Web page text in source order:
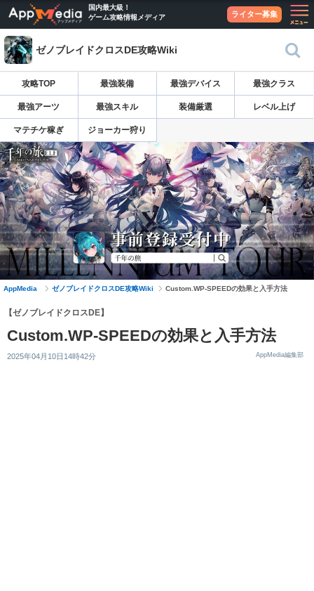
国内最大級！
ゲーム攻略情報メディア
ライター募集
ゼノブレイドクロスDE攻略Wiki
攻略TOP 最強装備 最強デバイス 最強クラス
最強アーツ 最強スキル 装備厳選 レベル上げ
マテチケ稼ぎ ジョーカー狩り
AppMedia ゼノブレイドクロスDE攻略Wiki Custom.WP-SPEEDの効果と入手方法
【ゼノブレイドクロスDE】
Custom.WP-SPEEDの効果と入手方法
2025年04月10日14時42分 AppMedia編集部